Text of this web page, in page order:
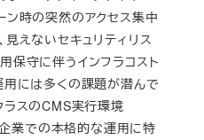
ン時の突然のアクセス集中
見えないセキュリティリス
保守に伴うインフラコスト
用には多くの課題が潜んで
ラスのCMS実行環境
企業での本格的な運用に特